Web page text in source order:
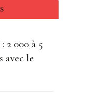
2 000 à 5
avec le